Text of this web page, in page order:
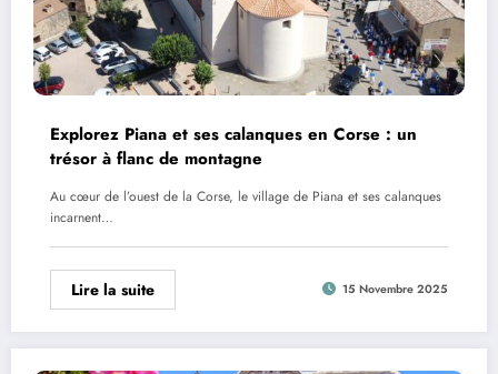
Explorez Piana et ses calanques en Corse : un
trésor à flanc de montagne
Au cœur de l’ouest de la Corse, le village de Piana et ses calanques
incarnent…
Lire la suite 15 Novembre 2025